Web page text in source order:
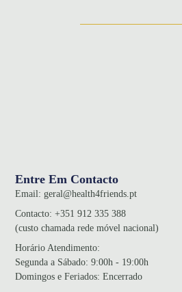
Entre Em Contacto
Email: geral@health4friends.pt
Contacto:+351 912 335 388
(custo chamada rede móvel nacional)
Horário Atendimento:
Segunda a Sábado: 9:00h - 19:00h
Domingos e Feriados: Encerrado